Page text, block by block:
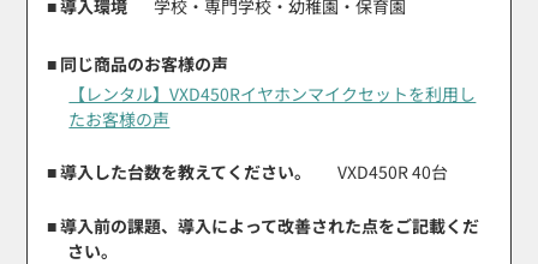
■ 導入環境 学校・専門学校・幼稚園・保育園
■ 同じ商品のお客様の声
【レンタル】VXD450Rイヤホンマイクセットを利用し
たお客様の声
■ 導入した台数を教えてください。 VXD450R 40台
■ 導入前の課題、導入によって改善された点をご記載くだ
さい。